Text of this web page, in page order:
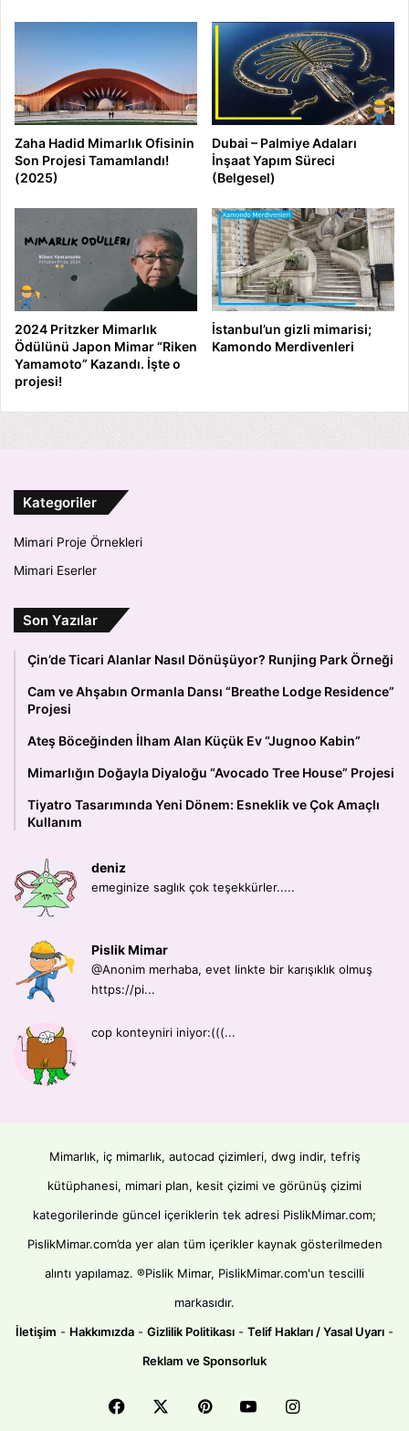
Zaha Hadid Mimarlık Ofisinin
Son Projesi Tamamlandı!
(2025)
Dubai – Palmiye Adaları
İnşaat Yapım Süreci
(Belgesel)
2024 Pritzker Mimarlık
Ödülünü Japon Mimar “Riken
Yamamoto” Kazandı. İşte o
projesi!
İstanbul’un gizli mimarisi;
Kamondo Merdivenleri
Kategoriler
Mimari Proje Örnekleri
Mimari Eserler
Son Yazılar
Çin’de Ticari Alanlar Nasıl Dönüşüyor? Runjing Park Örneği
Cam ve Ahşabın Ormanla Dansı “Breathe Lodge Residence”
Projesi
Ateş Böceğinden İlham Alan Küçük Ev “Jugnoo Kabin”
Mimarlığın Doğayla Diyaloğu “Avocado Tree House” Projesi
Tiyatro Tasarımında Yeni Dönem: Esneklik ve Çok Amaçlı
Kullanım
deniz
emeginize saglık çok teşekkürler.....
Pislik Mimar
@Anonim merhaba, evet linkte bir karışıklık olmuş
https://pi...
cop konteyniri iniyor:(((...
Mimarlık, iç mimarlık, autocad çizimleri, dwg indir, tefriş
kütüphanesi, mimari plan, kesit çizimi ve görünüş çizimi
kategorilerinde güncel içeriklerin tek adresi PislikMimar.com;
PislikMimar.com’da yer alan tüm içerikler kaynak gösterilmeden
alıntı yapılamaz. ®Pislik Mimar, PislikMimar.com'un tescilli
markasıdır.
İletişim - Hakkımızda - Gizlilik Politikası - Telif Hakları / Yasal Uyarı -
Reklam ve Sponsorluk
Facebook PinterestYouTubeInstagram